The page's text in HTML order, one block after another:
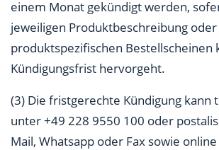
einem Monat gekündigt werden,
jeweiligen Produktbeschreibung
produktspezifischen Bestellscheinen
Kündigungsfrist hervorgeht.
(3) Die fristgerechte Kündigung kann
unter +49 228 9550 100 oder
Mail, Whatsapp oder Fax sowie